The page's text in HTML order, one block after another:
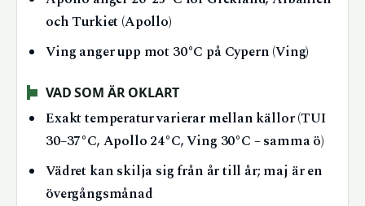
och Turkiet (Apollo)
Ving anger upp mot 30°C på Cypern (Ving)
VAD SOM ÄR OKLART
Exakt temperatur varierar mellan källor (TUI
30–37°C, Apollo 24°C, Ving 30°C – samma ö)
Vädret kan skilja sig från år till år; maj är en
övergångsmånad